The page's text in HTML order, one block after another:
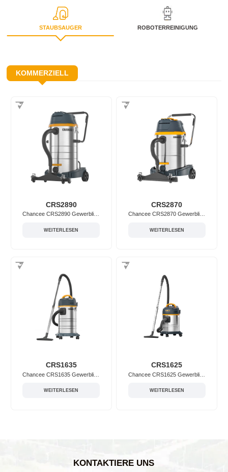
STAUBSAUGER ROBOTERREINIGUNG
KOMMERZIELL
CRS2890
Chancee CRS2890 Gewerblicher Staubsauger
WEITERLESEN
CRS2870
Chancee CRS2870 Gewerblicher Staubsauger
WEITERLESEN
CRS1635
WEITERLESEN
CRS1625
Chancee CRS1625 Gewerblicher Staubsauger
WEITERLESEN
KONTAKTIERE UNS